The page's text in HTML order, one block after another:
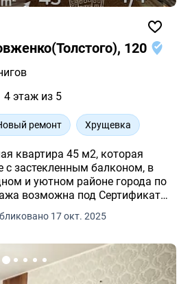
120
4 этаж из 5
ремонт Хрущевка
квартира 45 м2, которая
с застекленным балконом, в
и уютном районе города по
17 окт. 2025